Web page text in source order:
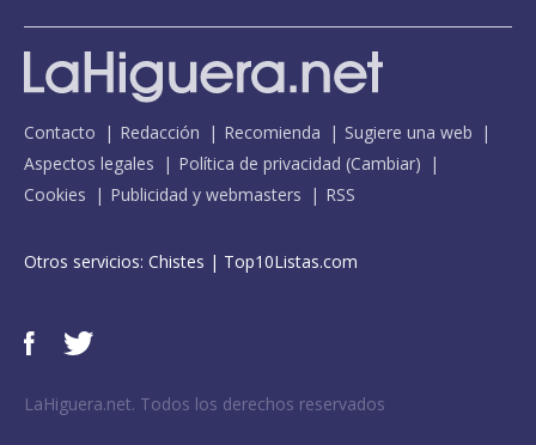
Contacto Redacción Recomienda
Sugiere una web
Aspectos legales
Política de privacidad (Cambiar)
Cookies
Publicidad y webmasters RSS
Otros servicios: Chistes | Top10Listas.com
LaHiguera.net. Todos los derechos reservados